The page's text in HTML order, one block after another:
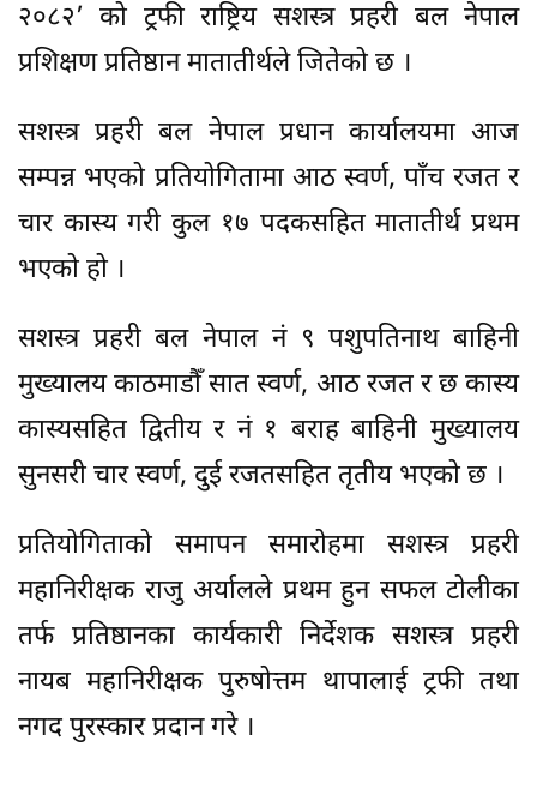
२०८२’ को ट्रफी राष्ट्रिय सशस्त्र प्रहरी बल नेपाल
प्रशिक्षण प्रतिष्ठान मातातीर्थले जितेको छ ।
सशस्त्र प्रहरी बल नेपाल प्रधान कार्यालयमा आज
सम्पन्न भएको प्रतियोगितामा आठ स्वर्ण, पाँच रजत र
चार कास्य गरी कुल १७ पदकसहित मातातीर्थ प्रथम
भएको हो ।
सशस्त्र प्रहरी बल नेपाल नं ९ पशुपतिनाथ बाहिनी
मुख्यालय काठमाडौँ सात स्वर्ण, आठ रजत र छ कास्य
कास्यसहित द्वितीय र नं १ बराह बाहिनी मुख्यालय
सुनसरी चार स्वर्ण, दुई रजतसहित तृतीय भएको छ ।
प्रतियोगिताको समापन समारोहमा सशस्त्र प्रहरी
महानिरीक्षक राजु अर्यालले प्रथम हुन सफल टोलीका
तर्फ प्रतिष्ठानका कार्यकारी निर्देशक सशस्त्र प्रहरी
नायब महानिरीक्षक पुरुषोत्तम थापालाई ट्रफी तथा
नगद पुरस्कार प्रदान गरे ।